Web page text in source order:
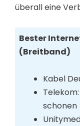
überall eine
Bester
(Breitband)
Kabel
schonen